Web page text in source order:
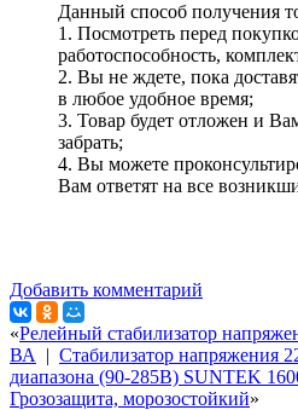
Данный способ получения
1. Посмотреть перед
работоспособность,
2. Вы не ждете, пока
в любое удобное время;
3. Товар будет отложен и
забрать;
4. Вы можете
Вам ответят на все
Добавить комментарий
«Релейный стабилизатор
ВА
| Стабилизатор напряжения
диапазона (90-285В) SUNTEK
Грозозащита, морозостойкий»